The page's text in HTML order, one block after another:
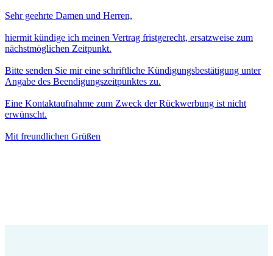
Sehr geehrte Damen und Herren,
hiermit kündige ich meinen Vertrag fristgerecht, ersatzweise zum
nächstmöglichen Zeitpunkt.
Bitte senden Sie mir eine schriftliche Kündigungsbestätigung unter
Angabe des Beendigungszeitpunktes zu.
Eine Kontaktaufnahme zum Zweck der Rückwerbung ist nicht
erwünscht.
Mit freundlichen Grüßen